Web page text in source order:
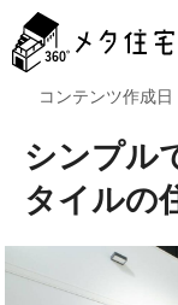
タ
住
コンテンツ作成日
シンプル
タイルの